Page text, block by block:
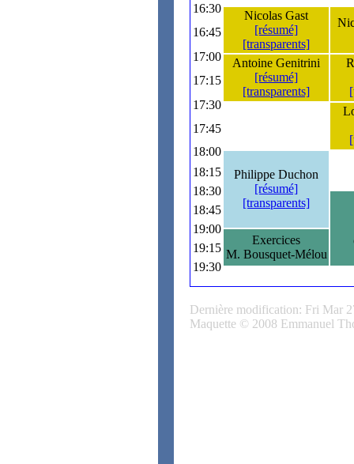
16:30
Nicolas Gast
[résumé]
[transparents]
16:45
17:00
Antoine Genitrini
[résumé]
[transparents]
17:15
17:30
17:45
18:00
Philippe Duchon
[résumé]
[transparents]
18:15
18:30
18:45
19:00
Exercices
M. Bousquet-Mélou
19:15
19:30
Dernière modification: Fri Mar
Maquette © 2008 Emmanuel